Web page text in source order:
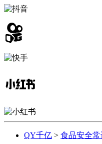
QY千亿 > 食品安全常